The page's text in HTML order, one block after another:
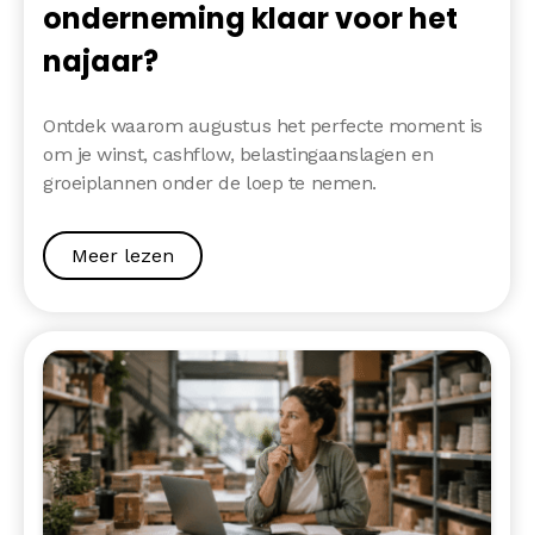
onderneming klaar voor het
najaar?
Ontdek waarom augustus het perfecte moment is
om je winst, cashflow, belastingaanslagen en
groeiplannen onder de loep te nemen.
Meer lezen